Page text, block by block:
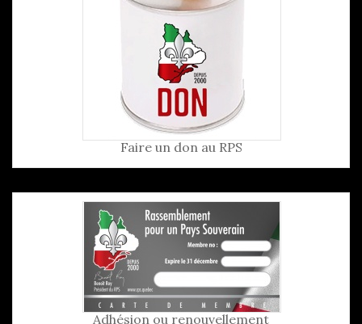
Faire un don au RPS
Adhésion ou renouvellement